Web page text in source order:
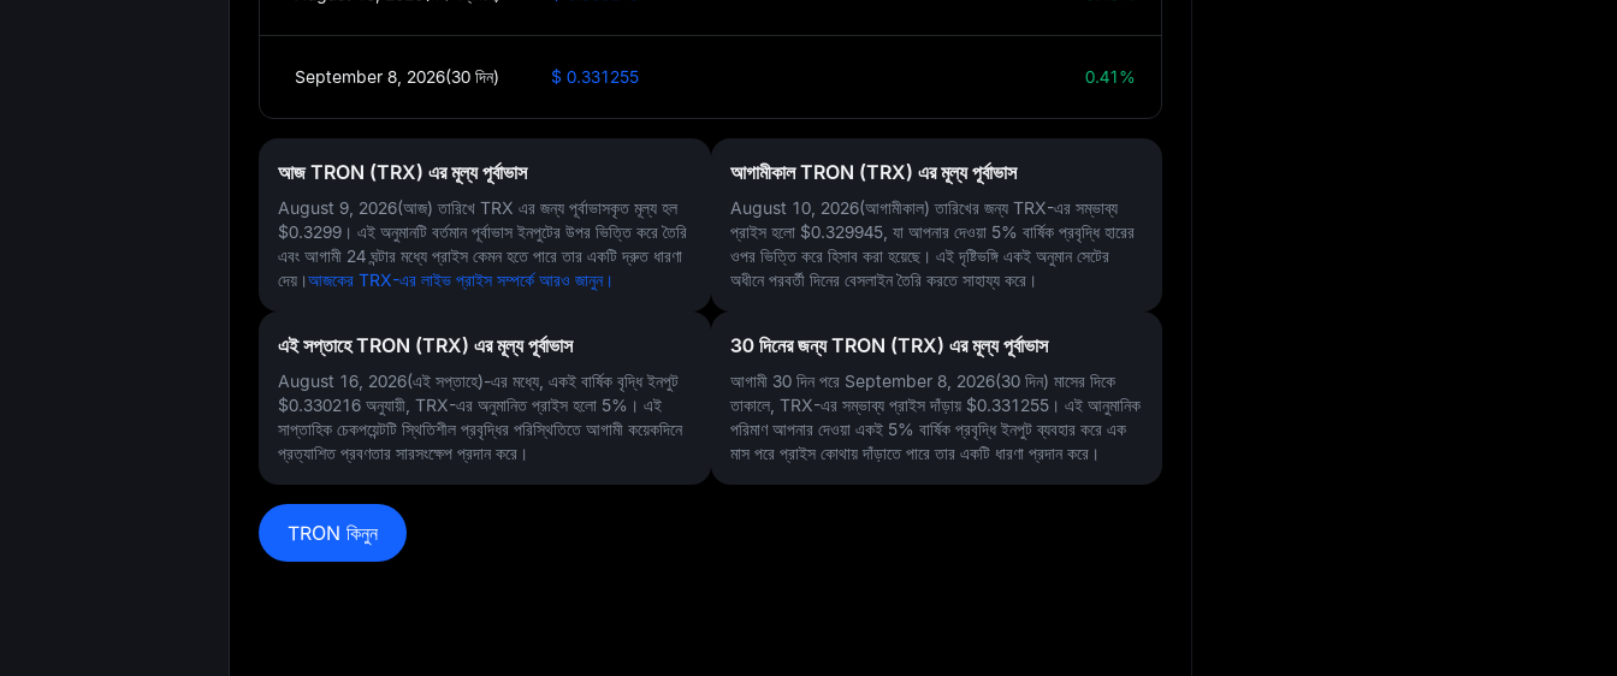
September 8, 2026(30 দিন) $ 0.331255 0.41%
আজ TRON (TRX) এর মূল্য পূর্বাভাস
August 9, 2026(আজ) তারিখে TRX এর জন্য পূর্বাভাসকৃত মূল্য হল
$0.3299 । এই অনুমানটি বর্তমান পূর্বাভাস ইনপুটের উপর ভিত্তি করে তৈরি
এবং আগামী 24 ঘন্টার মধ্যে প্রাইস কেমন হতে পারে তার একটি দ্রুত ধারণা
দেয়।আজকের TRX-এর লাইভ প্রাইস সম্পর্কে আরও জানুন।
আগামীকাল TRON (TRX) এর মূল্য পূর্বাভাস
August 10, 2026(আগামীকাল) তারিখের জন্য TRX-এর সম্ভাব্য
প্রাইস হলো $0.329945, যা আপনার দেওয়া 5% বার্ষিক প্রবৃদ্ধি হারের
ওপর ভিত্তি করে হিসাব করা হয়েছে। এই দৃষ্টিভঙ্গি একই অনুমান সেটের
অধীনে পরবর্তী দিনের বেসলাইন তৈরি করতে সাহায্য করে।
এই সপ্তাহে TRON (TRX) এর মূল্য পূর্বাভাস
August 16, 2026(এই সপ্তাহে)-এর মধ্যে, একই বার্ষিক বৃদ্ধি ইনপুট
$0.330216 অনুযায়ী, TRX-এর অনুমানিত প্রাইস হলো 5% । এই
সাপ্তাহিক চেকপয়েন্টটি স্থিতিশীল প্রবৃদ্ধির পরিস্থিতিতে আগামী কয়েকদিনে
প্রত্যাশিত প্রবণতার সারসংক্ষেপ প্রদান করে।
30 দিনের জন্য TRON (TRX) এর মূল্য পূর্বাভাস
আগামী 30 দিন পরে September 8, 2026(30 দিন) মাসের দিকে
তাকালে, TRX-এর সম্ভাব্য প্রাইস দাঁড়ায় $0.331255। এই আনুমানিক
পরিমাণ আপনার দেওয়া একই 5% বার্ষিক প্রবৃদ্ধি ইনপুট ব্যবহার করে এক
মাস পরে প্রাইস কোথায় দাঁড়াতে পারে তার একটি ধারণা প্রদান করে।
TRON কিনুন